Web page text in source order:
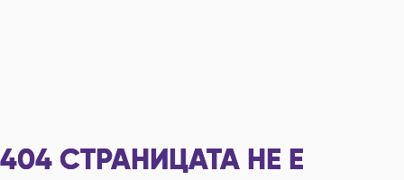
404 СТРАНИЦАТА НЕ Е